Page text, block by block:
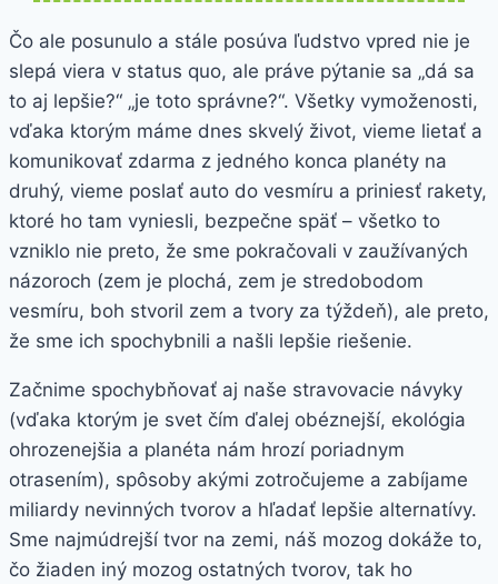
Čo ale posunulo a stále posúva ľudstvo vpred nie je
slepá viera v status quo, ale práve pýtanie sa „dá sa
to aj lepšie?“ „je toto správne?“. Všetky vymoženosti,
vďaka ktorým máme dnes skvelý život, vieme lietať a
komunikovať zdarma z jedného konca planéty na
druhý, vieme poslať auto do vesmíru a priniesť rakety,
ktoré ho tam vyniesli, bezpečne späť – všetko to
vzniklo nie preto, že sme pokračovali v zaužívaných
názoroch (zem je plochá, zem je stredobodom
vesmíru, boh stvoril zem a tvory za týždeň), ale preto,
že sme ich spochybnili a našli lepšie riešenie.
Začnime spochybňovať aj naše stravovacie návyky
(vďaka ktorým je svet čím ďalej obéznejší, ekológia
ohrozenejšia a planéta nám hrozí poriadnym
otrasením), spôsoby akými zotročujeme a zabíjame
miliardy nevinných tvorov a hľadať lepšie alternatívy.
Sme najmúdrejší tvor na zemi, náš mozog dokáže to,
čo žiaden iný mozog ostatných tvorov, tak ho